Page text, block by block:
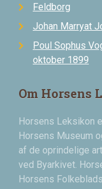
Feldborg
Johan Marryat
Poul Sophus
oktober 1899
Om Horsens
Horsens Leksikon
Horsens Museum
af de oprindelige
ved Byarkivet.
Horsens